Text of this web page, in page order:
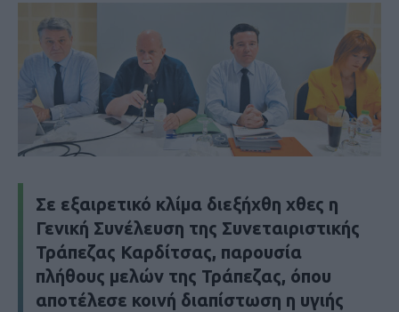
Σε εξαιρετικό κλίμα διεξήχθη χθες η
Γενική Συνέλευση της Συνεταιριστικής
Τράπεζας Καρδίτσας, παρουσία
πλήθους μελών της Τράπεζας, όπου
αποτέλεσε κοινή διαπίστωση η υγιής